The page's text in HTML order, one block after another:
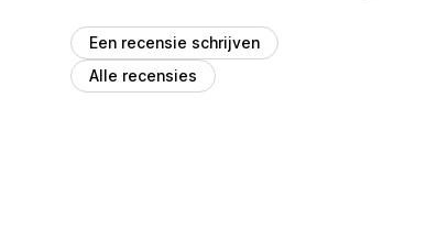
Een recensie schrijven
Alle recensies